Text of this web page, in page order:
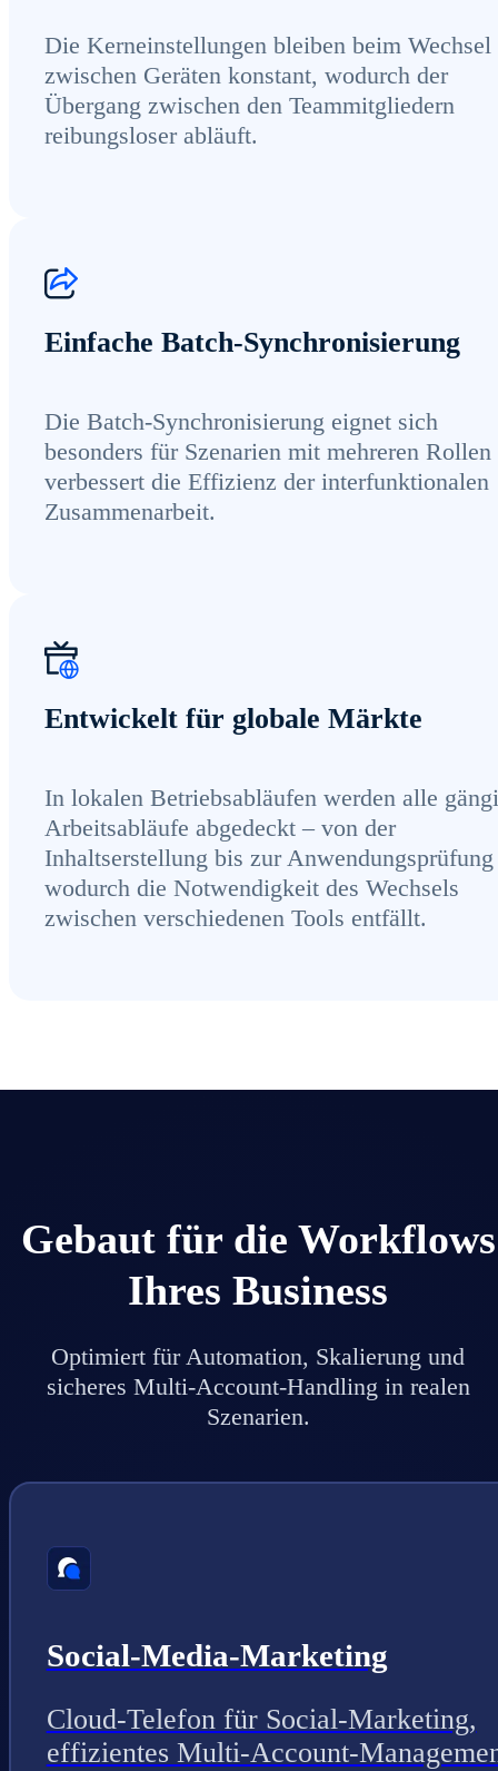
Die Kerneinstellungen bleiben beim Wechsel
zwischen Geräten konstant, wodurch der
Übergang zwischen den Teammitgliedern
reibungsloser abläuft.
Einfache Batch-Synchronisierung
Die Batch-Synchronisierung eignet sich
besonders für Szenarien mit mehreren Rollen
verbessert die Effizienz der interfunktionalen
Zusammenarbeit.
Entwickelt für globale Märkte
In lokalen Betriebsabläufen werden alle
Arbeitsabläufe abgedeckt – von der
Inhaltserstellung bis zur
wodurch die Notwendigkeit des Wechsels
zwischen verschiedenen Tools entfällt.
Gebaut für die Workflows
Ihres Business
Optimiert für Automation, Skalierung und
sicheres Multi-Account-Handling in realen
Szenarien.
Social-Media-Marketing
Cloud-Telefon für Social-Marketing,
effizientes Multi-Account-